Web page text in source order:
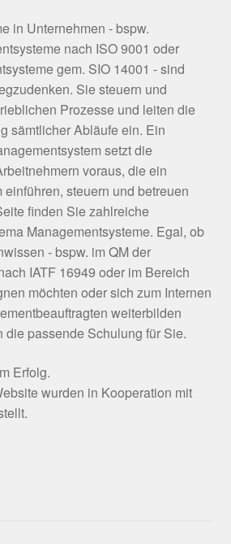
in Unternehmen - bspw.
nach ISO 9001 oder
gem. SIO 14001 - sind
Sie steuern und
Prozesse und leiten die
sämtlicher Abläufe ein. Ein
setzt die
voraus, die ein
einführen, steuern und betreuen
finden Sie zahlreiche
Managementsysteme. Egal, ob
- bspw. im QM der
IATF 16949 oder im Bereich
möchten oder sich zum Internen
weiterbilden
die passende Schulung für Sie.
Erfolg.
wurden in Kooperation mit